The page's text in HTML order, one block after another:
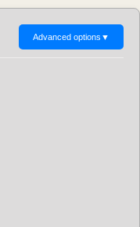
Advanced options ▼